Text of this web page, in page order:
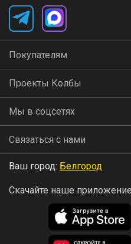
Покупателям
Проекты Колбы
Мы в соцсетях
Связаться с нами
Ваш город: Белгород
Скачайте наше приложение